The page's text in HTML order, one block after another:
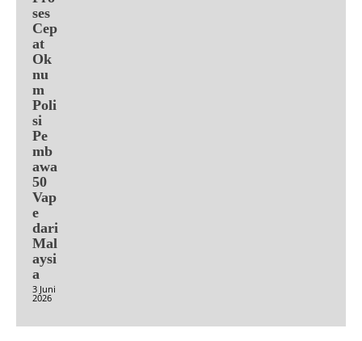
ses
Cep
at
Ok
nu
m
Poli
si
Pe
mb
awa
50
Vap
e
dari
Mal
aysi
a
3 Juni
2026